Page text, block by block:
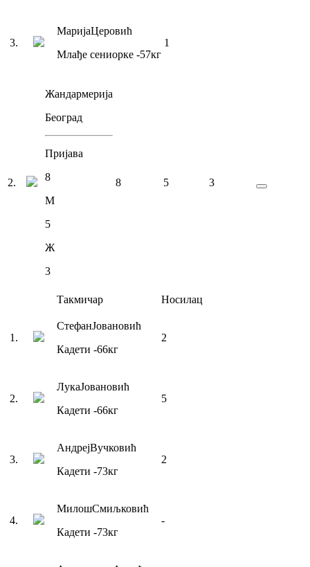
3.
МаријаЦеровић
Млађе сениорке -57кг
1
2.
Жандармерија
Београд
Пријава
8
М
5
Ж
3
8 5 3
Такмичар Носилац
1 .
СтефанЈовановић
Кадети -66кг
2
2.
ЛукаЈовановић
Кадети -66кг
5
3.
АндрејВучковић
Кадети -73кг
2
4.
МилошСмиљковић
Кадети -73кг
-